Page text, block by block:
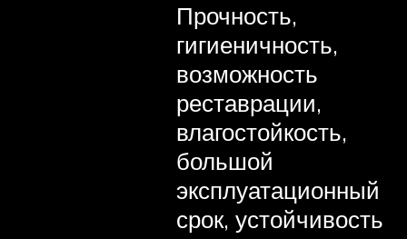
Прочность,
гигиеничность,
возможность
реставрации,
влагостойкость,
большой
эксплуатационный
срок, устойчивость